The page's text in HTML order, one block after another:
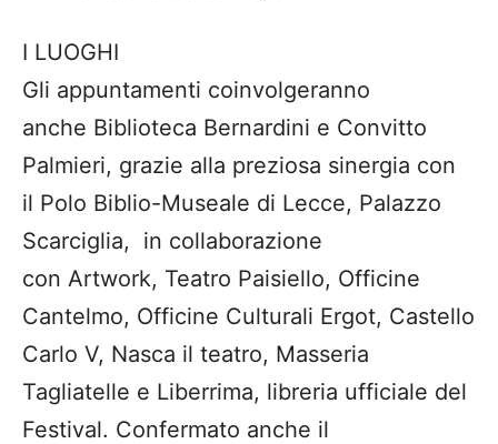
I LUOGHI
Gli appuntamenti coinvolgeranno
anche Biblioteca Bernardini e Convitto
Palmieri, grazie alla preziosa sinergia con
il Polo Biblio-Museale di Lecce, Palazzo
Scarciglia, in collaborazione
con Artwork, Teatro Paisiello, Officine
Cantelmo, Officine Culturali Ergot, Castello
Carlo V, Nasca il teatro, Masseria
Tagliatelle e Liberrima, libreria ufficiale del
Festival. Confermato anche il